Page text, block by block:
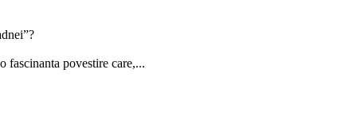
povestire care,...